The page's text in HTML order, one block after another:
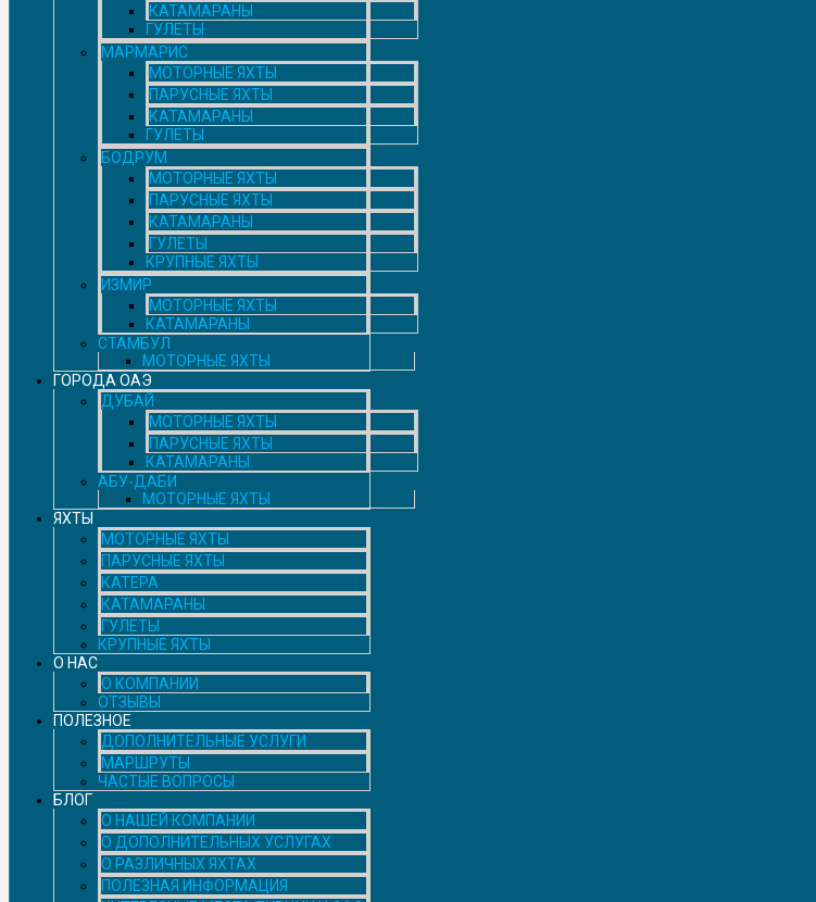
КАТАМАРАНЫ
ГУЛЕТЫ
МАРМАРИС
МОТОРНЫЕ ЯХТЫ
ПАРУСНЫЕ ЯХТЫ
КАТАМАРАНЫ
ГУЛЕТЫ
БОДРУМ
МОТОРНЫЕ ЯХТЫ
ПАРУСНЫЕ ЯХТЫ
КАТАМАРАНЫ
ГУЛЕТЫ
КРУПНЫЕ ЯХТЫ
ИЗМИР
МОТОРНЫЕ ЯХТЫ
КАТАМАРАНЫ
СТАМБУЛ
МОТОРНЫЕ ЯХТЫ
ГОРОДА ОАЭ
ДУБАЙ
МОТОРНЫЕ ЯХТЫ
ПАРУСНЫЕ ЯХТЫ
КАТАМАРАНЫ
АБУ-ДАБИ
МОТОРНЫЕ ЯХТЫ
ЯХТЫ
МОТОРНЫЕ ЯХТЫ
ПАРУСНЫЕ ЯХТЫ
КАТЕРА
КАТАМАРАНЫ
ГУЛЕТЫ
КРУПНЫЕ ЯХТЫ
О НАС
О КОМПАНИИ
ОТЗЫВЫ
ПОЛЕЗНОЕ
ДОПОЛНИТЕЛЬНЫЕ УСЛУГИ
МАРШРУТЫ
ЧАСТЫЕ ВОПРОСЫ
БЛОГ
О НАШЕЙ КОМПАНИИ
О ДОПОЛНИТЕЛЬНЫХ УСЛУГАХ
О РАЗЛИЧНЫХ ЯХТАХ
ПОЛЕЗНАЯ ИНФОРМАЦИЯ